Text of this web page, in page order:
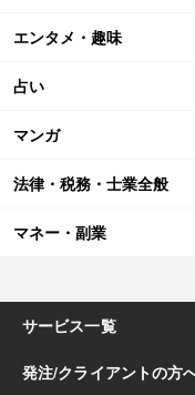
エンタメ・趣味
占い
マンガ
法律・税務・士業全般
マネー・副業